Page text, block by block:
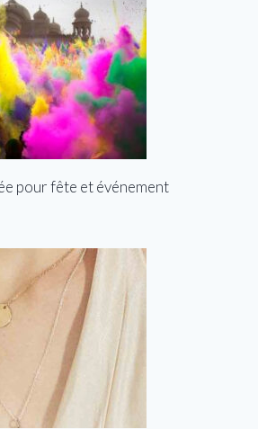
pour fête et événement